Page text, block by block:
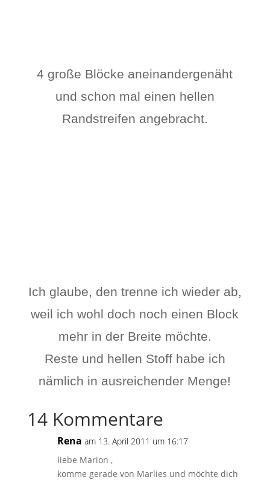
4 große Blöcke aneinandergenäht
und schon mal einen hellen
Randstreifen angebracht.
Ich glaube, den trenne ich wieder ab,
weil ich wohl doch noch einen Block
mehr in der Breite möchte.
Reste und hellen Stoff habe ich
nämlich in ausreichender Menge!
14 Kommentare
Rena am 13. April 2011 um 16:17
liebe Marion ,
komme gerade von Marlies und möchte dich